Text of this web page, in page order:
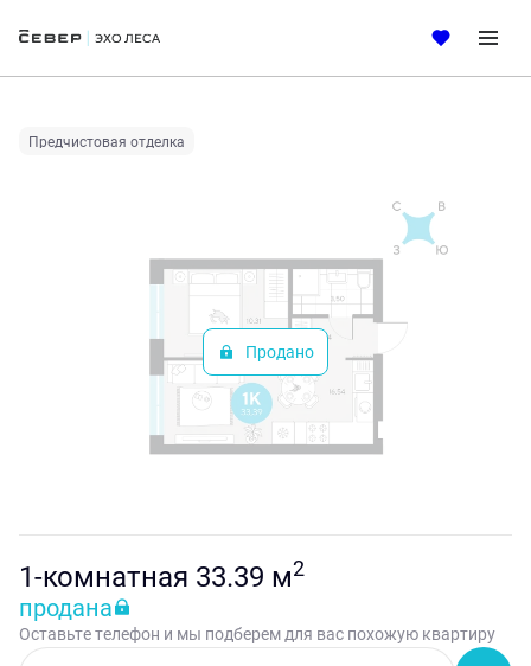
1-комнатная
Ипотекаот 29 474 руб.
Предчистовая отделка
Продано
1-комнатная 33.39 м2
продана
Оставьте телефон и мы подберем для вас похожую квартиру